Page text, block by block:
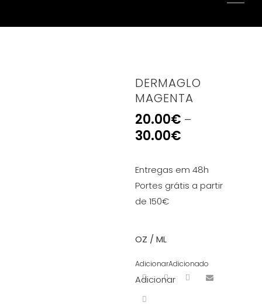
DERMAGLO
MAGENTA
20.00€ –
30.00€
Entregas em 48h
Portes grátis a partir
de 150€
OZ / ML
AdicionarAdicionado
Adicionar